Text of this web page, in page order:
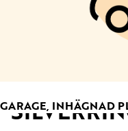
TYP:
GARAGE, INHÄGNAD